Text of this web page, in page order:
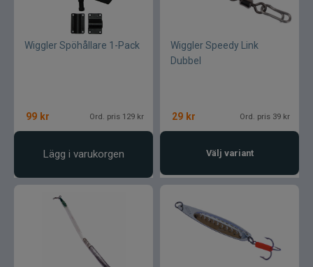
Rapala
Wiggler Spöhållare 1-Pack
99 kr Ord. pris 129 kr
Lägg i varukorgen
Wiggler Speedy Link
Dubbel
29 kr Ord. pris 39 kr
Välj variant